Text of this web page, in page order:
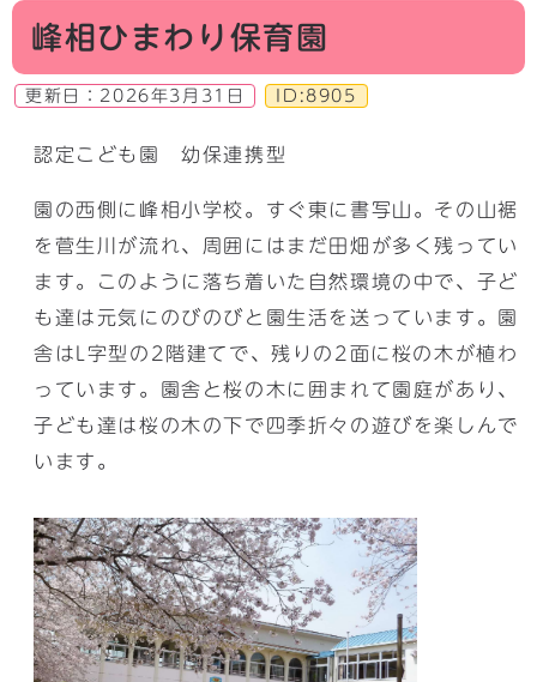
峰相ひまわり保育園
更新日： 2026年3月31日 ID:8905
認定こども園 幼保連携型
園の西側に峰相小学校。すぐ東に書写山。その山裾
を菅生川が流れ、周囲にはまだ田畑が多く残ってい
ます。このように落ち着いた自然環境の中で、子ど
も達は元気にのびのびと園生活を送っています。園
舎はL字型の2階建てで、残りの2面に桜の木が植わ
っています。園舎と桜の木に囲まれて園庭があり、
子ども達は桜の木の下で四季折々の遊びを楽しんで
います。